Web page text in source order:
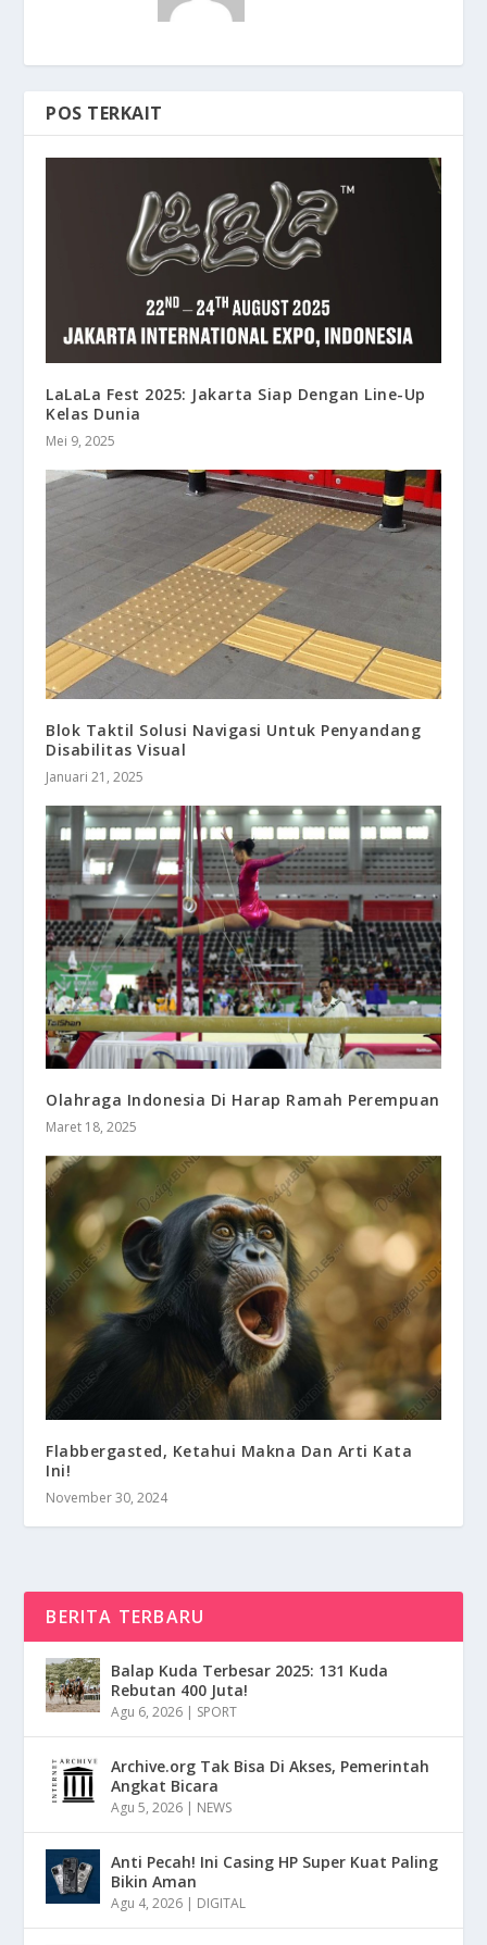
POS TERKAIT
LaLaLa Fest 2025: Jakarta Siap Dengan Line-Up
Kelas Dunia
Mei 9, 2025
Blok Taktil Solusi Navigasi Untuk Penyandang
Disabilitas Visual
Januari 21, 2025
Olahraga Indonesia Di Harap Ramah Perempuan
Maret 18, 2025
Flabbergasted, Ketahui Makna Dan Arti Kata
Ini!
November 30, 2024
BERITA TERBARU
Balap Kuda Terbesar 2025: 131 Kuda
Rebutan 400 Juta!
Agu 6, 2026 | SPORT
Archive.org Tak Bisa Di Akses, Pemerintah
Angkat Bicara
Agu 5, 2026 | NEWS
Anti Pecah! Ini Casing HP Super Kuat Paling
Bikin Aman
Agu 4, 2026 | DIGITAL